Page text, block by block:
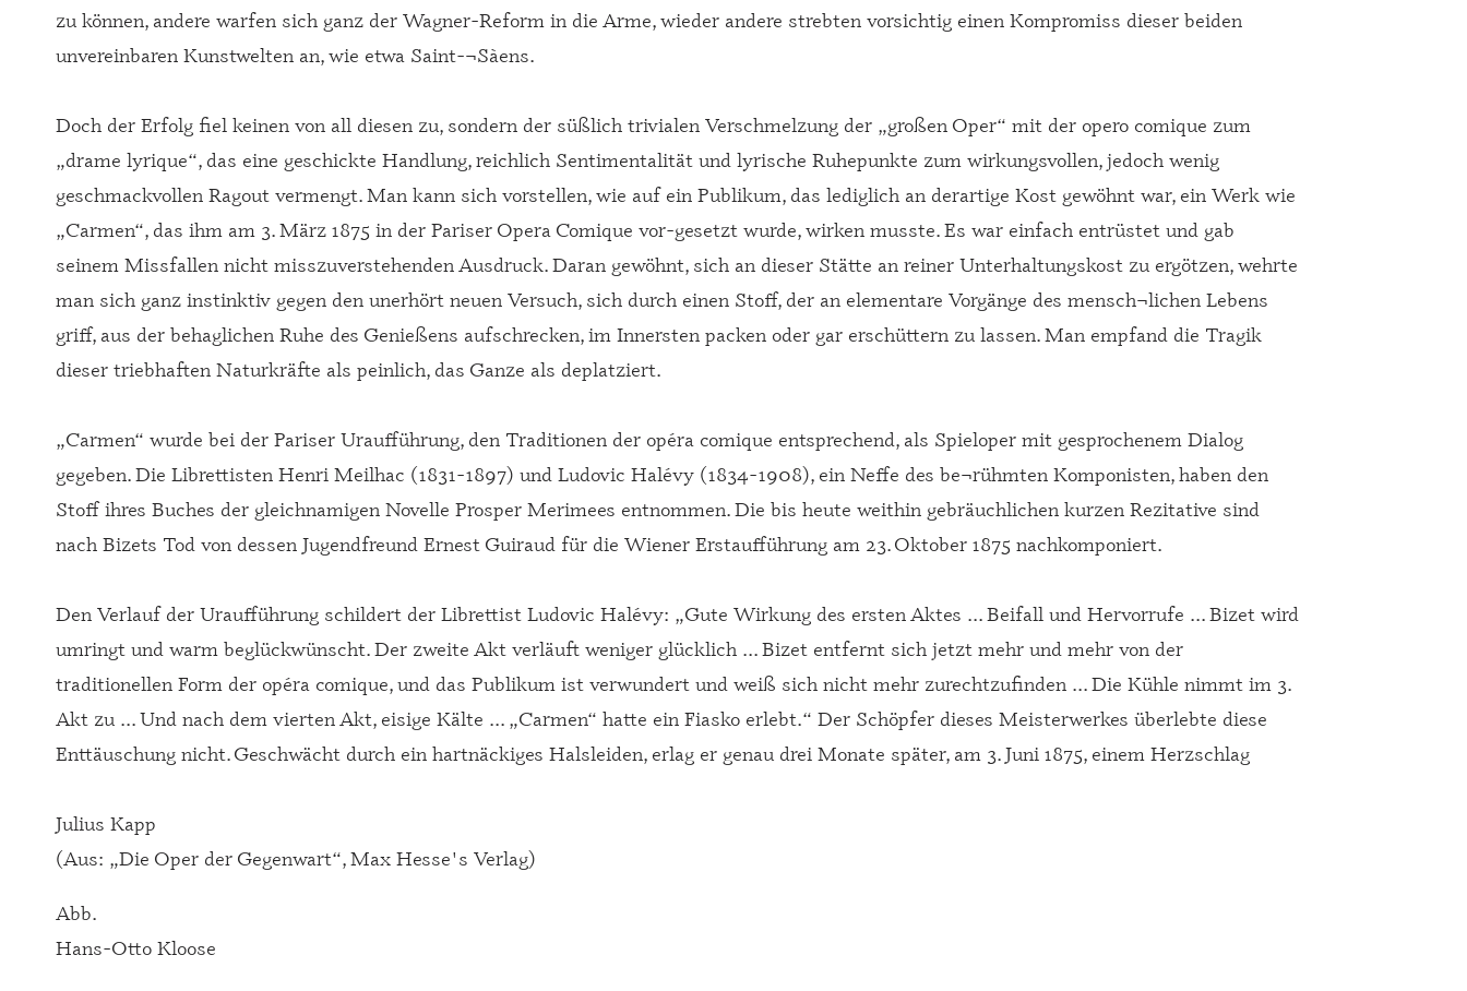
zu können, andere warfen sich ganz der Wagner-Reform in die Arme, wieder andere strebten vorsichtig einen Kompromiss dieser beiden
unvereinbaren Kunstwelten an, wie etwa Saint-¬Sàens.
Doch der Erfolg fiel keinen von all diesen zu, sondern der süßlich trivialen Verschmelzung der „großen Oper“ mit der opero comique zum
„drame lyrique“, das eine geschickte Handlung, reichlich Sentimentalität und lyrische Ruhepunkte zum wirkungsvollen, jedoch wenig
geschmackvollen Ragout vermengt. Man kann sich vorstellen, wie auf ein Publikum, das lediglich an derartige Kost gewöhnt war, ein Werk wie
„Carmen“, das ihm am 3. März 1875 in der Pariser Opera Comique vor-gesetzt wurde, wirken musste. Es war einfach entrüstet und gab
seinem Missfallen nicht misszuverstehenden Ausdruck. Daran gewöhnt, sich an dieser Stätte an reiner Unterhaltungskost zu ergötzen, wehrte
man sich ganz instinktiv gegen den unerhört neuen Versuch, sich durch einen Stoff, der an elementare Vorgänge des mensch¬lichen Lebens
griff, aus der behaglichen Ruhe des Genießens aufschrecken, im Innersten packen oder gar erschüttern zu lassen. Man empfand die Tragik
dieser triebhaften Naturkräfte als peinlich, das Ganze als deplatziert.
„Carmen“ wurde bei der Pariser Uraufführung, den Traditionen der opéra comique entsprechend, als Spieloper mit gesprochenem Dialog
gegeben. Die Librettisten Henri Meilhac (1831-1897) und Ludovic Halévy (1834-1908), ein Neffe des be¬rühmten Komponisten, haben den
Stoff ihres Buches der gleichnamigen Novelle Prosper Merimees entnommen. Die bis heute weithin gebräuchlichen kurzen Rezitative sind
nach Bizets Tod von dessen Jugendfreund Ernest Guiraud für die Wiener Erstaufführung am 23. Oktober 1875 nachkomponiert.
Den Verlauf der Uraufführung schildert der Librettist Ludovic Halévy: „Gute Wirkung des ersten Aktes ... Beifall und Hervorrufe ... Bizet wird
umringt und warm beglückwünscht. Der zweite Akt verläuft weniger glücklich ... Bizet entfernt sich jetzt mehr und mehr von der
traditionellen Form der opéra comique, und das Publikum ist verwundert und weiß sich nicht mehr zurechtzufinden ... Die Kühle nimmt im 3.
Akt zu ... Und nach dem vierten Akt, eisige Kälte ... „Carmen“ hatte ein Fiasko erlebt.“ Der Schöpfer dieses Meisterwerkes überlebte diese
Enttäuschung nicht. Geschwächt durch ein hartnäckiges Halsleiden, erlag er genau drei Monate später, am 3. Juni 1875, einem Herzschlag
Julius Kapp
(Aus: „Die Oper der Gegenwart“, Max Hesse's Verlag)
Abb.
Hans-Otto Kloose